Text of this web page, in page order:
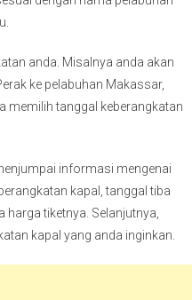
anda. Misalnya anda akan
ke pelabuhan Makassar,
memilih tanggal keberangkatan
informasi mengenai
kapal, tanggal tiba
tiketnya. Selanjutnya,
kapal yang anda inginkan.